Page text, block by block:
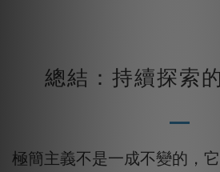
總結：持續探索
極簡主義不是一成不變的，